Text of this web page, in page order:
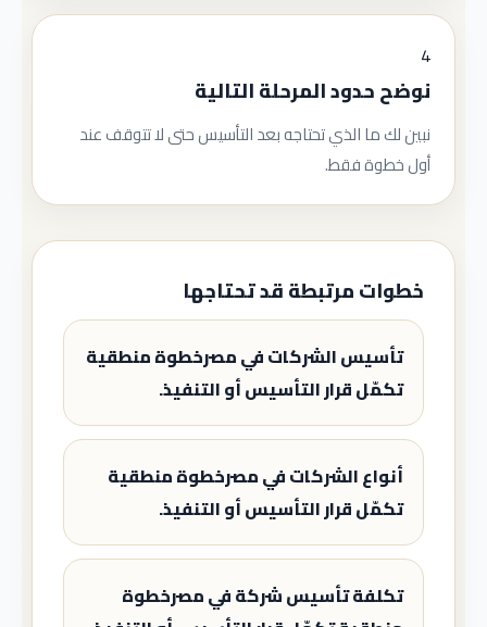
4
نوضح حدود المرحلة التالية
نبين لك ما الذي تحتاجه بعد التأسيس حتى لا تتوقف عند
أول خطوة فقط.
خطوات مرتبطة قد تحتاجها
تأسيس الشركات في مصرخطوة منطقية
تكمّل قرار التأسيس أو التنفيذ.
أنواع الشركات في مصرخطوة منطقية
تكمّل قرار التأسيس أو التنفيذ.
تكلفة تأسيس شركة في مصرخطوة